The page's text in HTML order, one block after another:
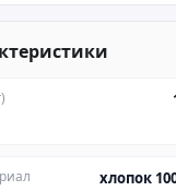
хлопок